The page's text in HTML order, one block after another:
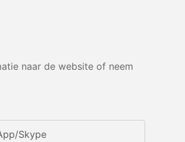
naar de website of neem
Skype